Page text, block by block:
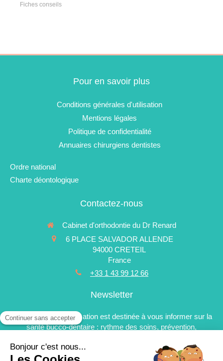
Fiches conseils
Pour en savoir plus
Conditions générales d'utilisation
Mentions légales
Politique de confidentialité
Annuaires chirurgiens dentistes
Ordre national
Charte déontologique
Contactez-nous
Cabinet d'orthodontie du Dr Renard
6 PLACE SALVADOR ALLENDE
94000 CRETEIL
France
+33 1 43 99 12 66
Newsletter
La newsletter d'information est destinée à vous informer sur la
santé bucco-dentaire : rythme des soins, prévention,
traitements. Elle est réservée aux patients du cabinet.